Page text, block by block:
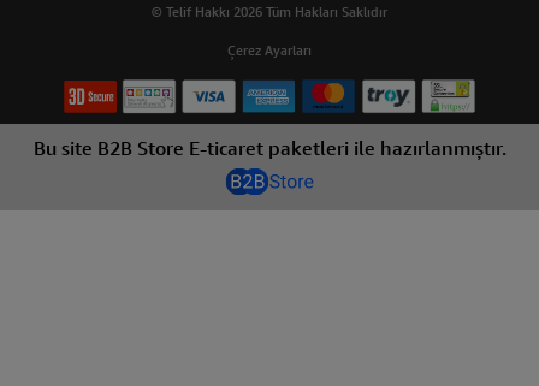
© Telif Hakkı 2026 Tüm Hakları Saklıdır
Çerez Ayarları
Bu site B2B Store E-ticaret paketleri ile hazırlanmıştır.